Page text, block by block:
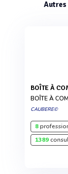
Autres
BOÎTE À
BOÎTE À
CAUBERE©
8
1389